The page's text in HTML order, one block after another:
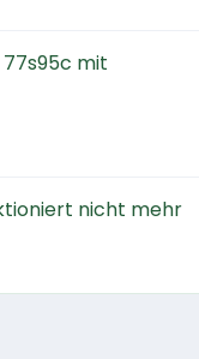
mit
nicht mehr